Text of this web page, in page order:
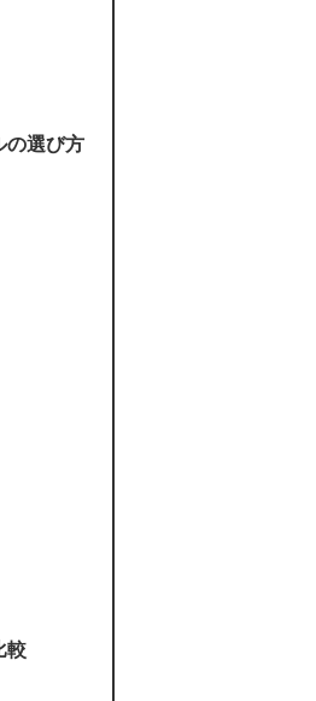
の選び方
較